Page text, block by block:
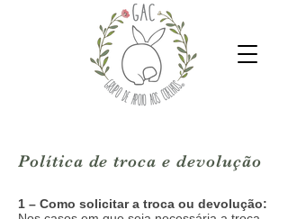
Política de troca e devolução
1 – Como solicitar a troca ou devolução: